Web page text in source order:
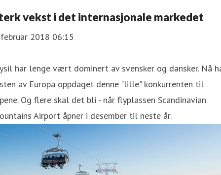
vekst i det internasjonale markedet
2018 06:15
har lenge vært dominert av svensker og dansker. Nå
av Europa oppdaget denne "lille" konkurrenten til
Og flere skal det bli - når flyplassen Scandinavian
Airport åpner i desember til neste år.